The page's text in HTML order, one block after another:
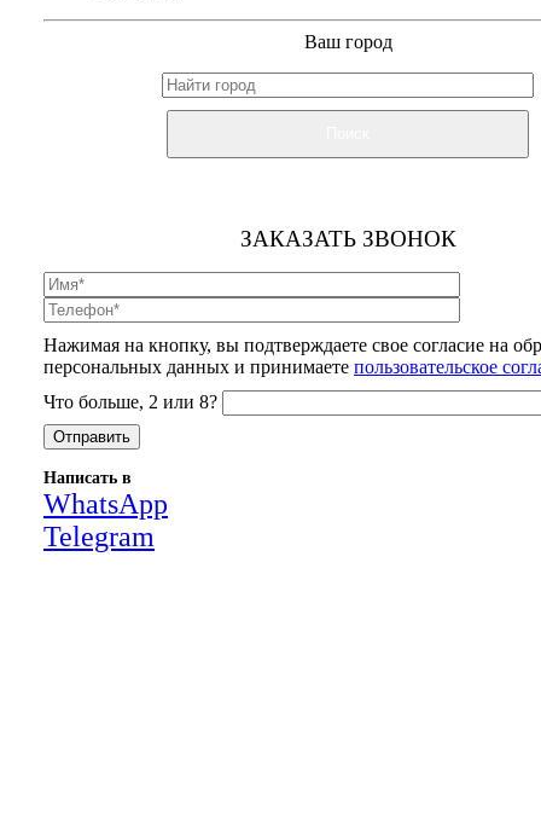
Ваш город
ЗАКАЗАТЬ ЗВОНОК
Нажимая на кнопку, вы подтверждаете свое согласие на
персональных данных и принимаете пользовательское
Что больше, 2 или 8?
Написать в
WhatsApp
Telegram